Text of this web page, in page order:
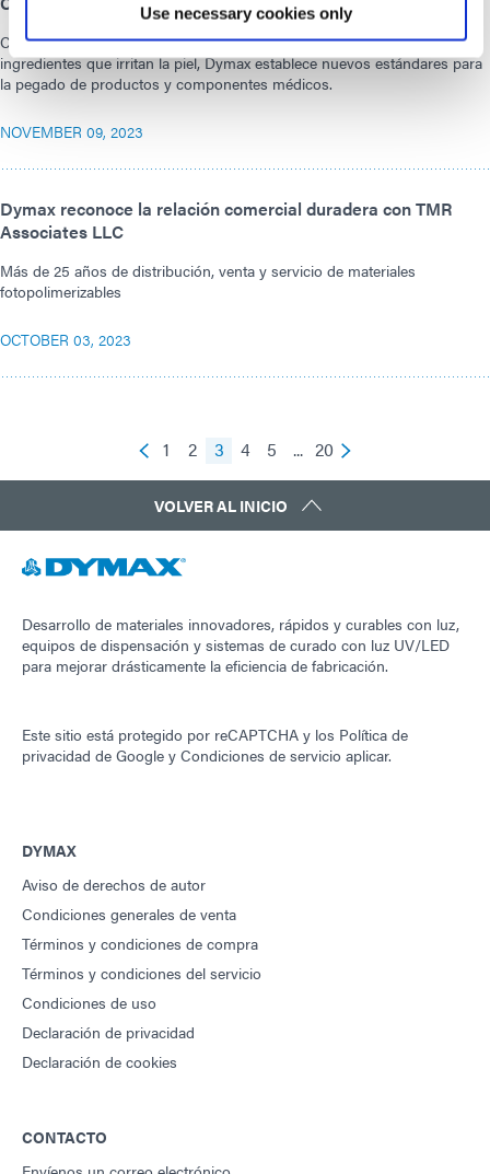
Use necessary cookies only
Con su novedosa tecnología HLC y adhesivos de curado libres de
ingredientes que irritan la piel, Dymax establece nuevos estándares para
la pegado de productos y componentes médicos.
NOVEMBER 09, 2023
Dymax reconoce la relación comercial duradera con TMR
Associates LLC
Más de 25 años de distribución, venta y servicio de materiales
fotopolimerizables
OCTOBER 03, 2023
1 2 3 4 5 ... 20
VOLVER AL INICIO
Desarrollo de materiales innovadores, rápidos y curables con luz,
equipos de dispensación y sistemas de curado con luz UV/LED
para mejorar drásticamente la eficiencia de fabricación.
Este sitio está protegido por reCAPTCHA y los Política de
privacidad de Google y Condiciones de servicio aplicar.
DYMAX
Aviso de derechos de autor
Condiciones generales de venta
Términos y condiciones de compra
Términos y condiciones del servicio
Condiciones de uso
Declaración de privacidad
Declaración de cookies
CONTACTO